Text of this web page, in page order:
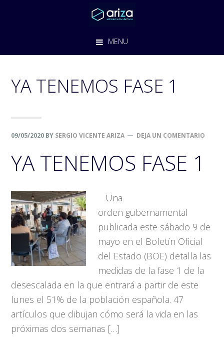
navegación
principal
de
MENU
YA TENEMOS FASE 1
09/05/2020 BY SERGIO VICENTE ARIZA DEJA UN COMENTARIO
YA TENEMOS FASE 1
­ Una
orden gubernamental
publicada este sábado 9 de
mayo en el Boletín Oficial
del Estado (BOE) detalla las
medidas de la fase 1 de la
desescalada en la que entrará a partir de este
lunes el 51% de la población española. 47
artículos que dibujan cómo será la vida en las
próximas dos semanas […]